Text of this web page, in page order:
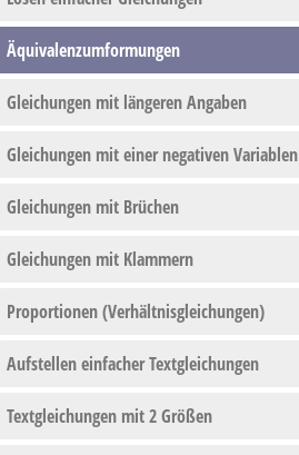
Äquivalenzumformungen
Gleichungen mit längeren Angaben
Gleichungen mit einer negativen Variablen
Gleichungen mit Brüchen
Gleichungen mit Klammern
Proportionen (Verhältnisgleichungen)
Aufstellen einfacher Textgleichungen
Textgleichungen mit 2 Größen